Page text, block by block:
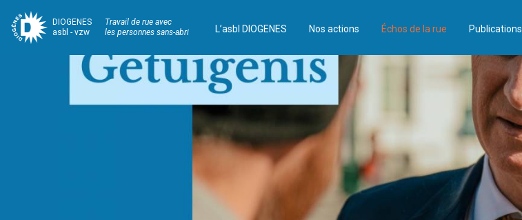
DIOGENES
asbl - vzw
Travail de rue avec
les personnes sans-abri
L’asbl DIOGENES Nos actions Échos de la rue Publications